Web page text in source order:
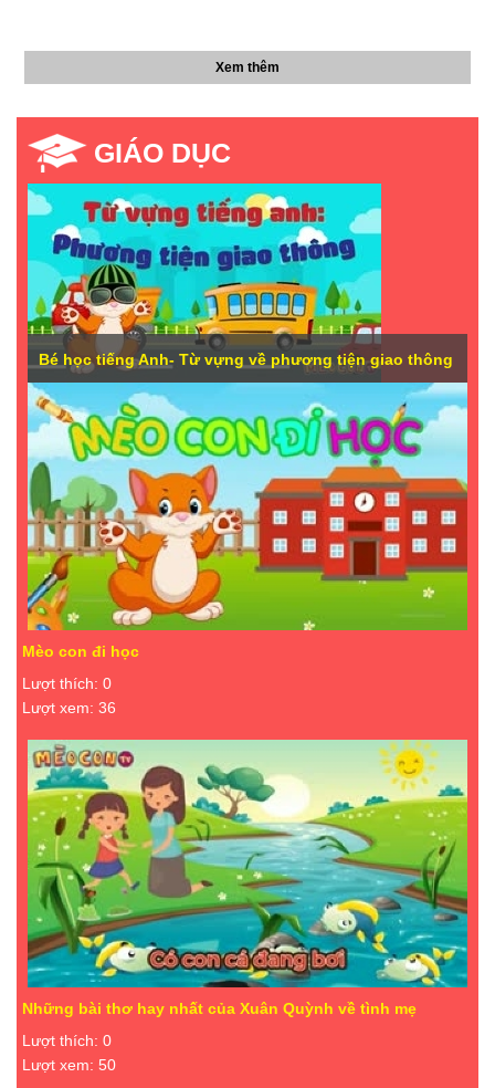
Xem thêm
GIÁO DỤC
Bé học tiếng Anh- Từ vựng về phương tiện giao thông
Mèo con đi học
Lượt thích: 0
Lượt xem: 36
Những bài thơ hay nhất của Xuân Quỳnh về tình mẹ
Lượt thích: 0
Lượt xem: 50